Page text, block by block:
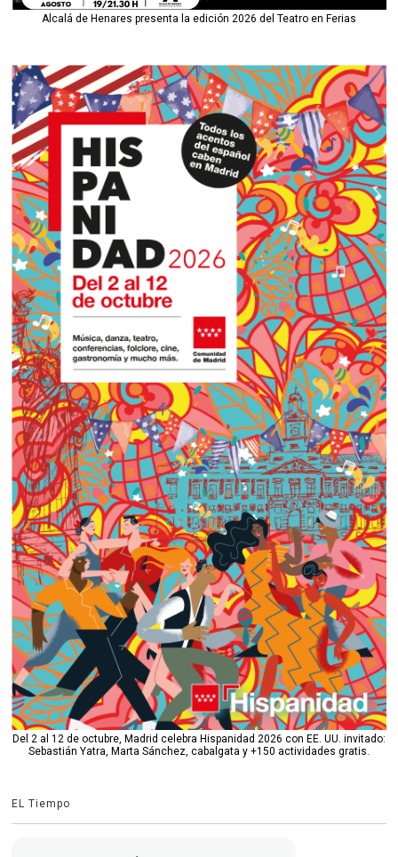
Alcalá de Henares presenta la edición 2026 del Teatro en Ferias
Del 2 al 12 de octubre, Madrid celebra Hispanidad 2026 con EE. UU. invitado:
Sebastián Yatra, Marta Sánchez, cabalgata y +150 actividades gratis.
EL Tiempo